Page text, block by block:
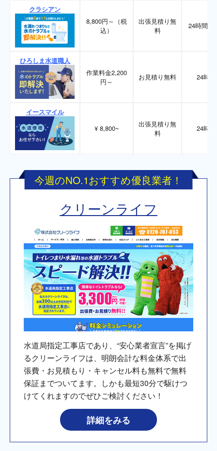
クラシアン
8,800円～（税
込）
出張見積り無
料
24時間
ひろしま水道職人
作業料金2,200
円～
お見積り無料 24時間
イースマイル
¥ 8,800~
出張見積り無
料
24時間
今週のNO.1おすすめ優良業者！
クリーンライフ
水道局指定工事店であり、“安心業者宣言”を掲げ
るクリーンライフは、明朗会計な料金体系で出
張費・お見積もり・キャンセル料も無料で無料
保証までついてます。しかも最短30分で駆けつ
けてくれますのでぜひご検討ください！
詳細をみる